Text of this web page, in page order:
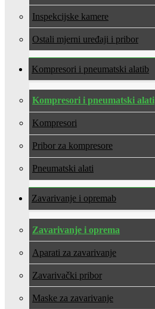
Inspekcijske kamere
Ostali mjerni uređaji i pribor
Kompresori i pneumatski alati
Kompresori i pneumatski alati
Kompresori
Pribor za kompresore
Pneumatski alati
Zavarivanje i oprema
Zavarivanje i oprema
Aparati za zavarivanje
Zavarivački pribor
Maske za zavarivanje